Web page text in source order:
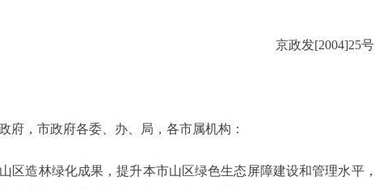
京政发[2004]25号
府，市政府各委、办、局，各市属机构：
区造林绿化成果，提升本市山区绿色生态屏障建设和管理水平